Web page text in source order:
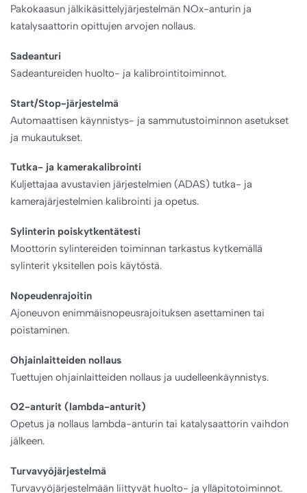
Pakokaasun jälkikäsittelyjärjestelmän NOx-anturin ja
katalysaattorin opittujen arvojen nollaus.
Sadeanturi
Sadeantureiden huolto- ja kalibrointitoiminnot.
Start/Stop-järjestelmä
Automaattisen käynnistys- ja sammutustoiminnon asetukset
ja mukautukset.
Tutka- ja kamerakalibrointi
Kuljettajaa avustavien järjestelmien (ADAS) tutka- ja
kamerajärjestelmien kalibrointi ja opetus.
Sylinterin poiskytkentätesti
Moottorin sylintereiden toiminnan tarkastus kytkemällä
sylinterit yksitellen pois käytöstä.
Nopeudenrajoitin
Ajoneuvon enimmäisnopeusrajoituksen asettaminen tai
poistaminen.
Ohjainlaitteiden nollaus
Tuettujen ohjainlaitteiden nollaus ja uudelleenkäynnistys.
O2-anturit (lambda-anturit)
Opetus ja nollaus lambda-anturin tai katalysaattorin vaihdon
jälkeen.
Turvavyöjärjestelmä
Turvavyöjärjestelmään liittyvät huolto- ja ylläpitotoiminnot.